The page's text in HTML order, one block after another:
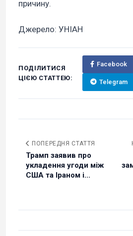
причину.
Джерело: УНІАН
ПОДІЛИТИСЯ
ЦІЄЮ СТАТТЕЮ:
Facebook
Telegram
ПОПЕРЕДНЯ СТАТТЯ
Трамп заявив про
укладення угоди між
США та Іраном і...